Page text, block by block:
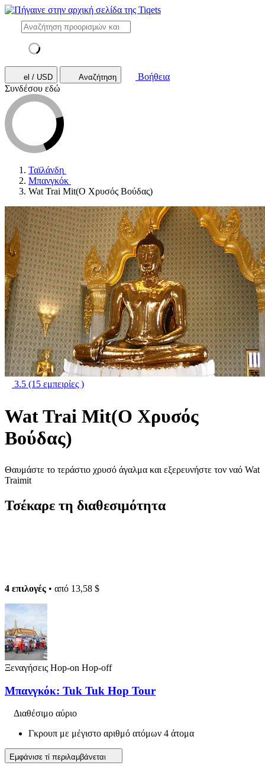
el / USD Αναζήτηση
Βοήθεια
Συνδέσου εδώ
Ταϊλάνδη
Μπανγκόκ
Wat Trai Mit(Ο Χρυσός Βούδας)
3.5 (15 εμπειρίες )
Wat Trai Mit(Ο Χρυσός
Βούδας)
Θαυμάστε το τεράστιο χρυσό άγαλμα και εξερευνήστε τον ναό Wat
Traimit
Τσέκαρε τη διαθεσιμότητα
4 επιλογές • από 13,58 $
Ξεναγήσεις Hop-on Hop-off
Μπανγκόκ: Tuk Tuk Hop Tour
Διαθέσιμο αύριο
Γκρουπ με μέγιστο αριθμό ατόμων 4 άτομα
Εμφάνισε τί περιλαμβάνεται